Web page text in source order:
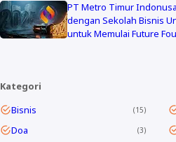
PT Metro Timur
dengan Sekolah Bisnis
untuk Memulai Future
Kategori
Bisnis
15
Doa 3